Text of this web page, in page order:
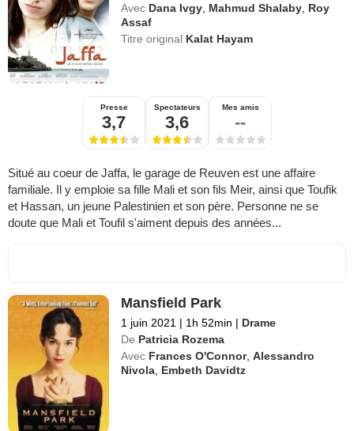
Avec Dana Ivgy Mahmud Shalaby Roy
Assaf
Titre original Kalat Hayam
Presse
3,7
Spectateurs
3,6
Mes amis
--
Situé au coeur de Jaffa, le garage de Reuven est une affaire
familiale. Il y emploie sa fille Mali et son fils Meir, ainsi que Toufik
et Hassan, un jeune Palestinien et son père. Personne ne se
doute que Mali et Toufil s'aiment depuis des années...
Mansfield Park
1 juin 2021 | 1h 52min | Drame
De Patricia Rozema
Avec Frances O'Connor,Alessandro
Nivola, Embeth Davidtz